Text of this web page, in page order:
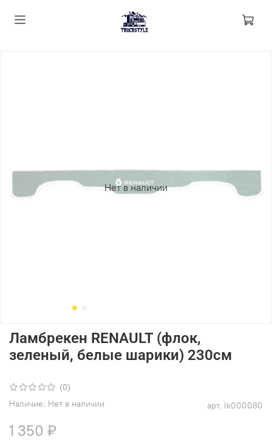
Нет в наличии
(0)
арт. lk000080
Наличие: Нет в наличии
Ламбрекен RENAULT (флок,
зеленый, белые шарики) 230см
1 350 ₽